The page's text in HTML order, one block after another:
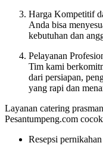
Harga Kompetitif
Anda bisa
kebutuhan dan
Pelayanan
Tim kami
dari persiapan,
yang rapi dan
Layanan catering
Pesantumpeng.com
Resepsi